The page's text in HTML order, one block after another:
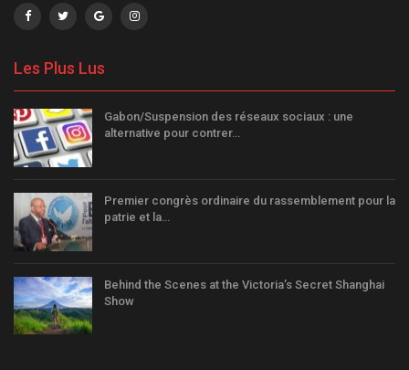
Les Plus Lus
Gabon/Suspension des réseaux sociaux : une
alternative pour contrer…
Premier congrès ordinaire du rassemblement pour la
patrie et la…
Behind the Scenes at the Victoria’s Secret Shanghai
Show